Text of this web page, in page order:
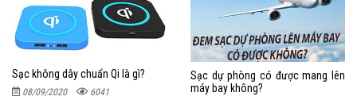
Sạc không dây chuẩn Qi là gì?
08/09/2020 6041
Sạc dự phòng có được mang lên
máy bay không?